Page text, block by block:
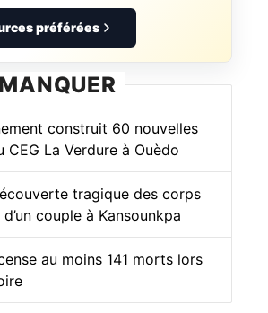
préférées
construit 60 nouvelles
CEG La Verdure à Ouèdo
tragique des corps
couple à Kansounkpa
au moins 141 morts lors